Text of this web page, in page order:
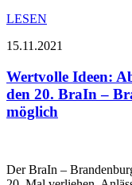
LESEN
15.11.2021
Wertvolle Ideen:
den 20. BraIn –
möglich
Der BraIn –